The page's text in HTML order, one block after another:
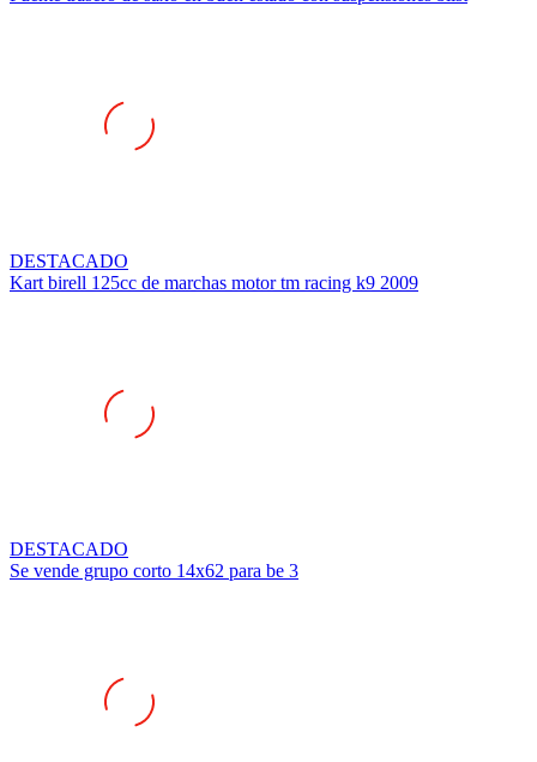
Kart birell 125cc de marchas motor tm racing k9 2009
Se vende grupo corto 14x62 para be 3